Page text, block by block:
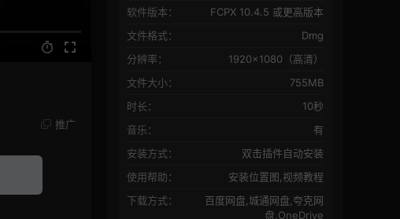
推广
软件版本：
FCPX 10.4.5 或更高版本
文件格式：
Dmg
分辨率：
1920×1080（高清）
文件大小：
755MB
时长：
10秒
音乐：
有
安装方式：
双击插件自动安装
使用帮助：
安装位置图,视频教程
下载方式：
百度网盘,城通网盘,夸克网
盘,OneDrive